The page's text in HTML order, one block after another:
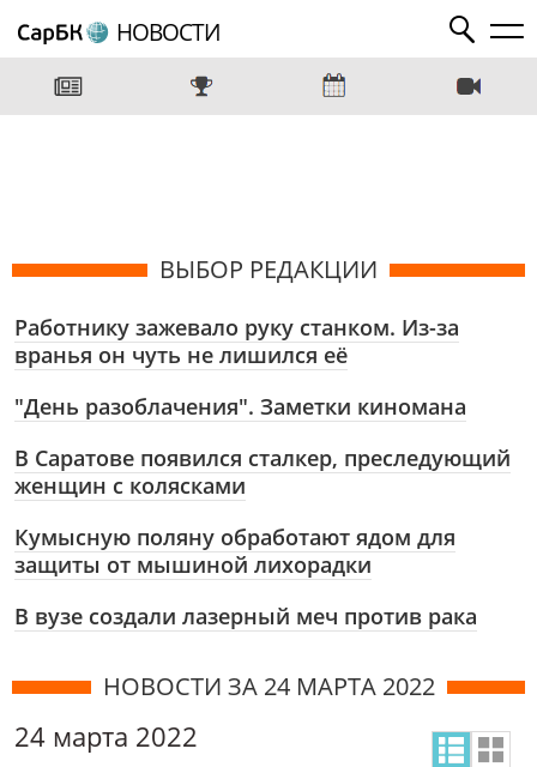
НОВОСТИ
ВЫБОР РЕДАКЦИИ
Работнику зажевало руку станком. Из-за
вранья он чуть не лишился её
"День разоблачения". Заметки киномана
В Саратове появился сталкер, преследующий
женщин с колясками
Кумысную поляну обработают ядом для
защиты от мышиной лихорадки
В вузе создали лазерный меч против рака
НОВОСТИ ЗА 24 МАРТА 2022
24 марта 2022